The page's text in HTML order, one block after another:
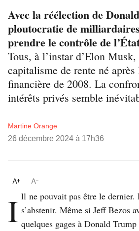
Avec la réélection de
ploutocratie de
prendre le contrôle de
Tous, à l’instar d’Elon
capitalisme de rente né
financière de 2008. La
intérêts privés semble
Martine Orange
26 décembre 2024 à 17h36
I lIllne pouvait pas être le dernier.
s’abstenir. Même si Jeff Bezos
quelques gages à Donald Trump